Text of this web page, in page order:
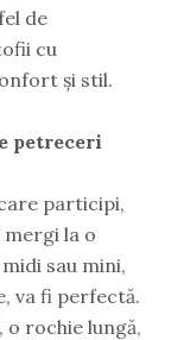
de
cu
și stil.
petreceri
participi,
la o
sau mini,
va fi perfectă.
rochie lungă,